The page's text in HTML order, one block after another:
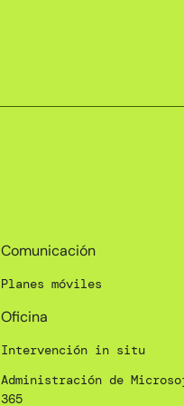
Comunicación
Planes móviles
Oficina
Intervención in situ
Administración de
365